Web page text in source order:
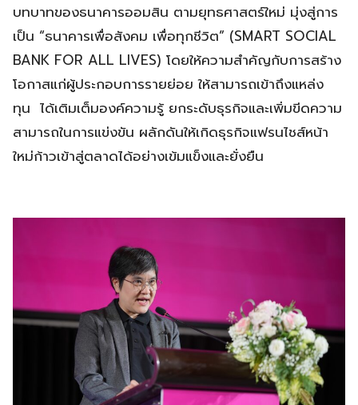
บทบาทของธนาคารออมสิน ตามยุทธศาสตร์ใหม่ มุ่งสู่การ
เป็น “ธนาคารเพื่อสังคม เพื่อทุกชีวิต” (SMART SOCIAL
BANK FOR ALL LIVES) โดยให้ความสำคัญกับการสร้าง
โอกาสแก่ผู้ประกอบการรายย่อย ให้สามารถเข้าถึงแหล่ง
ทุน ได้เติมเต็มองค์ความรู้ ยกระดับธุรกิจและเพิ่มขีดความ
สามารถในการแข่งขัน ผลักดันให้เกิดธุรกิจแฟรนไชส์หน้า
ใหม่ก้าวเข้าสู่ตลาดได้อย่างเข้มแข็งและยั่งยืน